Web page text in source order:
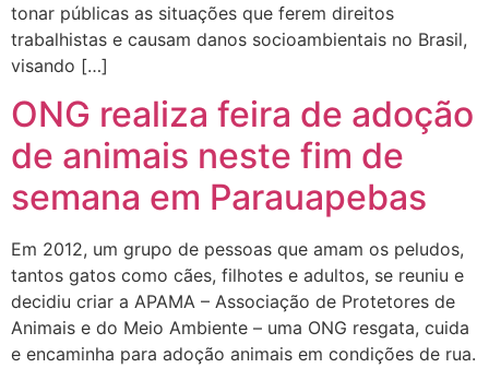
tonar públicas as situações que ferem direitos
trabalhistas e causam danos socioambientais no Brasil,
visando […]
ONG realiza feira de adoção
de animais neste fim de
semana em Parauapebas
Em 2012, um grupo de pessoas que amam os peludos,
tantos gatos como cães, filhotes e adultos, se reuniu e
decidiu criar a APAMA – Associação de Protetores de
Animais e do Meio Ambiente – uma ONG resgata, cuida
e encaminha para adoção animais em condições de rua.